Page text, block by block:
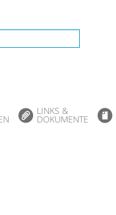
LINKS &
DOKUMENTE